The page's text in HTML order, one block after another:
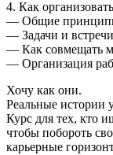
4. Как
— Общие
— Задачи и
— Как совмещать
— Организация
Хочу как они.
Реальные истории
Курс для тех, кто
чтобы побороть
карьерные